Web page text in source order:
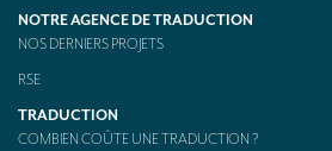
NOTRE AGENCE DE TRADUCTION
NOS DERNIERS PROJETS
RSE
TRADUCTION
COMBIEN COÛTE UNE TRADUCTION ?